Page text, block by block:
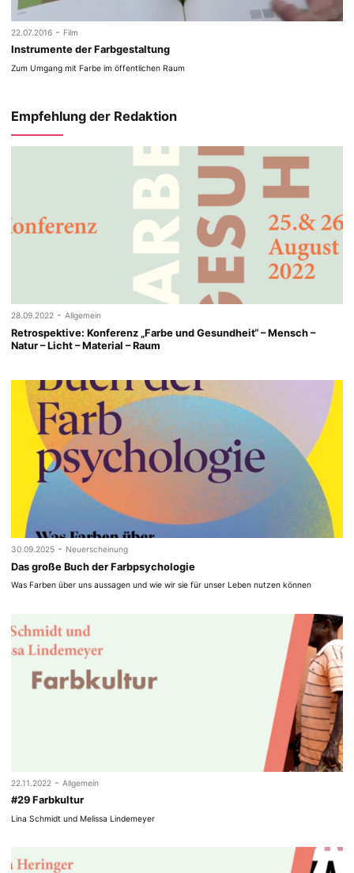
22.07.2016 - Film
Instrumente der Farbgestaltung
Zum Umgang mit Farbe im öffentlichen Raum
Empfehlung der Redaktion
28.09.2022 - Allgemein
Retrospektive: Konferenz „Farbe und Gesundheit“ – Mensch –
Natur – Licht – Material – Raum
30.09.2025 - Neuerscheinung
Das große Buch der Farbpsychologie
Was Farben über uns aussagen und wie wir sie für unser Leben nutzen können
22.11.2022 - Allgemein
#29 Farbkultur
Lina Schmidt und Melissa Lindemeyer